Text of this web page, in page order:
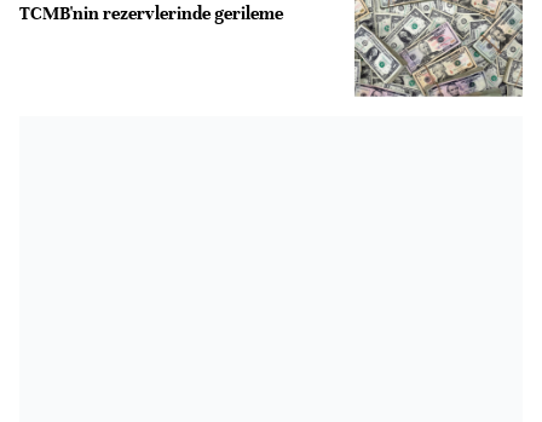
TCMB'nin rezervlerinde gerileme